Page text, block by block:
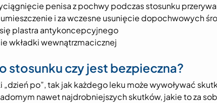
penisa z pochwy podczas stosunku
i za wczesne usunięcie dopochwowych
plastra antykoncepcyjnego
wkładki wewnątrzmacicznej
stosunku czy jest bezpieczna?
„dzień po”, tak jak każdego leku może wywoływać
nawet najdrobniejszych skutków, jakie to za